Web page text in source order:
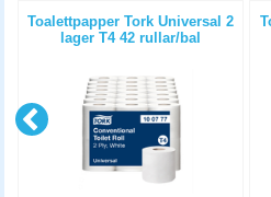
Toalettpapper Tork Universal 2
lager T4 42 rullar/bal